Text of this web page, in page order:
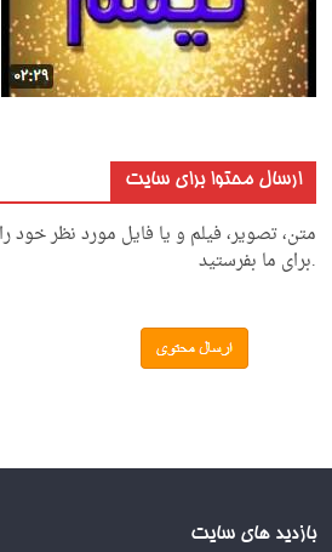
ارسال محتوا برای سایت
متن، تصویر، فیلم و یا فایل مورد نظر خود
.برای ما بفرستید
بازدید های سایت